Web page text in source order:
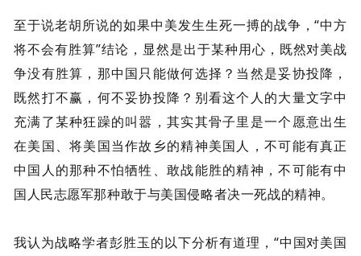
至于说老胡所说的如果中美发生生死一搏的战争，“中方
将不会有胜算”结论，显然是出于某种用心，既然对美战
争没有胜算，那中国只能做何选择？当然是妥协投降，
既然打不赢，何不妥协投降？别看这个人的大量文字中
充满了某种狂躁的叫嚣，其实其骨子里是一个愿意出生
在美国、将美国当作故乡的精神美国人，不可能有真正
中国人的那种不怕牺牲、敢战能胜的精神，不可能有中
国人民志愿军那种敢于与美国侵略者决一死战的精神。
我认为战略学者彭胜玉的以下分析有道理，“中国对美国